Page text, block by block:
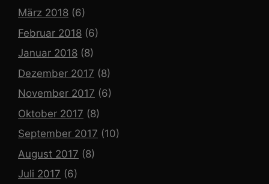
März 2018 (6)
Februar 2018 (6)
Januar 2018 (8)
Dezember 2017 (8)
November 2017 (6)
Oktober 2017 (8)
September 2017 (10)
August 2017 (8)
Juli 2017 (6)